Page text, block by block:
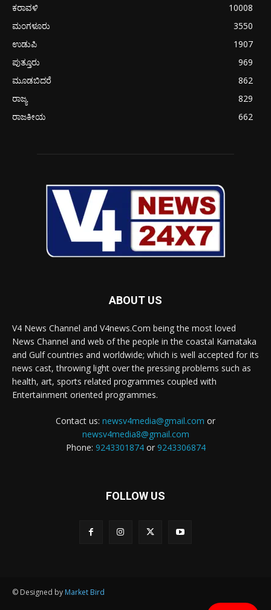
ಕರಾವಳಿ
10008
ಮಂಗಳೂರು
3550
ಉಡುಪಿ
1907
ಪುತ್ತೂರು
969
ಮೂಡಬಿದರೆ
862
ರಾಜ್ಯ
829
ರಾಜಕೀಯ
662
ABOUT US
V4 News Channel and V4news.Com being the most loved
News Channel and web of the people in the coastal Karnataka
and Gulf countries and worldwide; which is well accepted for its
news cast, throwing light over the pressing problems such as
health, art, sports related programmes coupled with
Entertainment oriented programmes.
Contact us: newsv4media@gmail.com or
newsv4media8@gmail.com
Phone: 9243301874or 9243306874
FOLLOW US
© Designed by Market Bird